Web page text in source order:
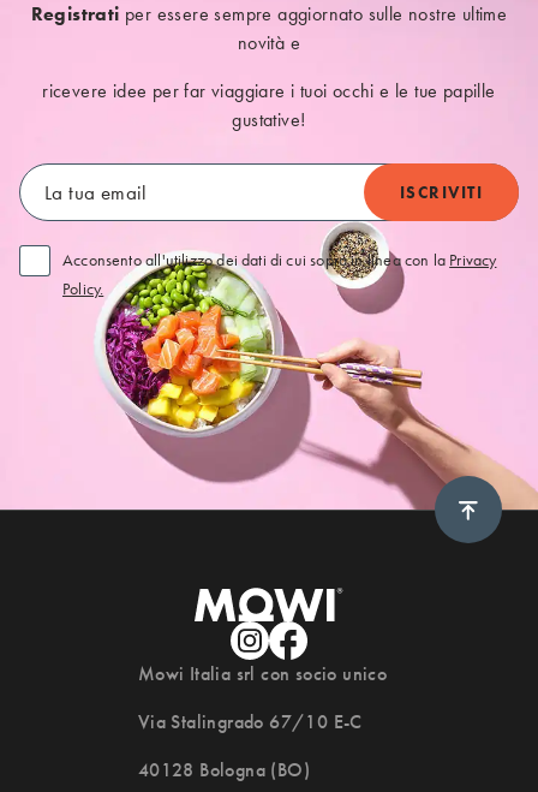
Registrati per essere sempre aggiornato sulle nostre ultime
novità e
ricevere idee per far viaggiare i tuoi occhi e le tue papille
gustative!
Acconsento all'utilizzo dei dati di cui sopra in linea con la Privacy
Policy.
Scroll
Mowi Italia srl con socio unico
Via Stalingrado 67/10 E-C
40128 Bologna (BO)